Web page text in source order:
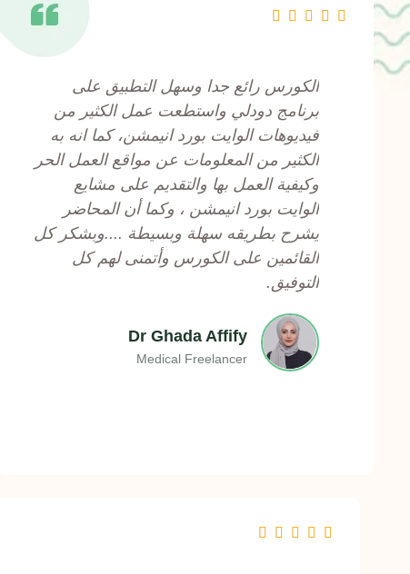





e
d
5
o
u
t
o
f
5
الكورس رائع جدا وسهل التطبيق على
برنامج دودلي واستطعت عمل الكثير من
فيديوهات الوايت بورد انيمشن، كما انه به
الكثير من المعلومات عن مواقع العمل الحر
وكيفية العمل بها والتقديم على مشايع
الوايت بورد انيمشن ، وكما أن المحاضر
يشرح بطريقه سهلة وبسيطة ....وبشكر كل
القائمين على الكورس وأتمنى لهم كل
التوفيق.
Dr Ghada Affify
Medical Freelancer




